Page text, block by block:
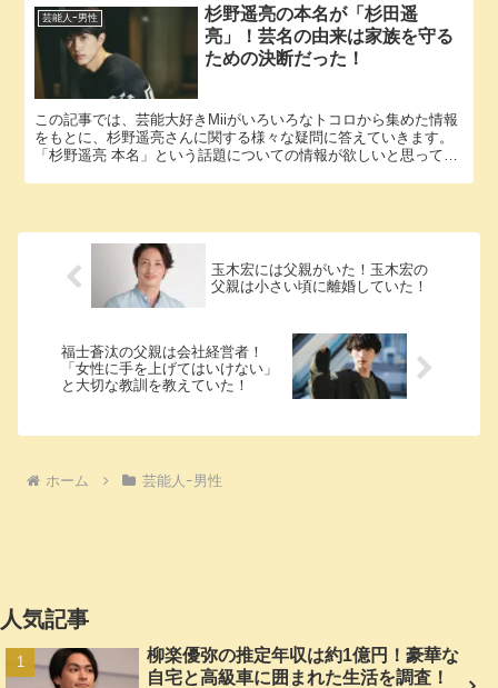
芸能人ｰ男性
杉野遥亮の本名が「杉田遥
亮」！芸名の由来は家族を守る
ための決断だった！
この記事では、芸能大好きMiiがいろいろなトコロから集めた情報
をもとに、杉野遥亮さんに関する様々な疑問に答えていきます。
「杉野遥亮 本名」という話題についての情報が欲しいと思ってい
玉木宏には父親がいた！玉木宏の
父親は小さい頃に離婚していた！
福士蒼汰の父親は会社経営者！
「女性に手を上げてはいけない」
と大切な教訓を教えていた！
ホーム 芸能人ｰ男性
人気記事
柳楽優弥の推定年収は約1億円！豪華な
自宅と高級車に囲まれた生活を調査！